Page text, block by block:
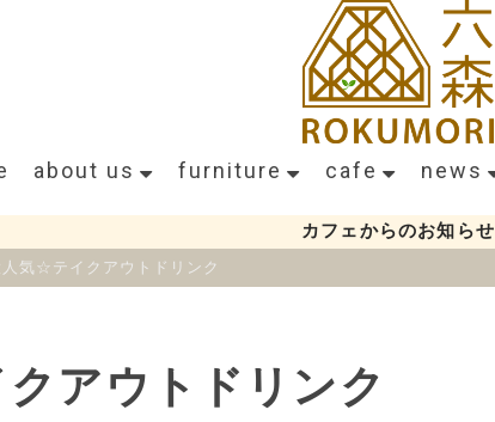
about us furniture cafe news
カフェからのお知らせ
人気☆テイクアウトドリンク
アウトドリンク